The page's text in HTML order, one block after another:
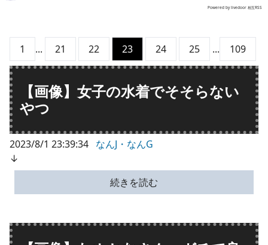
Powered by livedoor 相互RSS
1 ... 21 22 23 24 25 ... 109
【画像】女子の水着でそそらない
やつ
2023/8/1 23:39:34 なんJ・なんG
↓
続きを読む